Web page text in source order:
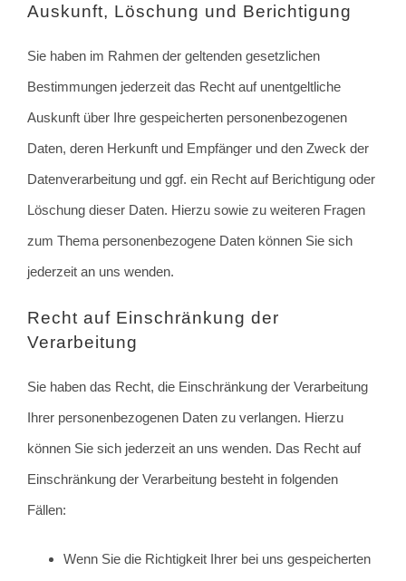
Auskunft, Löschung und Berichtigung
Sie haben im Rahmen der geltenden gesetzlichen
Bestimmungen jederzeit das Recht auf unentgeltliche
Auskunft über Ihre gespeicherten personenbezogenen
Daten, deren Herkunft und Empfänger und den Zweck der
Datenverarbeitung und ggf. ein Recht auf Berichtigung oder
Löschung dieser Daten. Hierzu sowie zu weiteren Fragen
zum Thema personenbezogene Daten können Sie sich
jederzeit an uns wenden.
Recht auf Einschränkung der
Verarbeitung
Sie haben das Recht, die Einschränkung der Verarbeitung
Ihrer personenbezogenen Daten zu verlangen. Hierzu
können Sie sich jederzeit an uns wenden. Das Recht auf
Einschränkung der Verarbeitung besteht in folgenden
Fällen:
Wenn Sie die Richtigkeit Ihrer bei uns gespeicherten